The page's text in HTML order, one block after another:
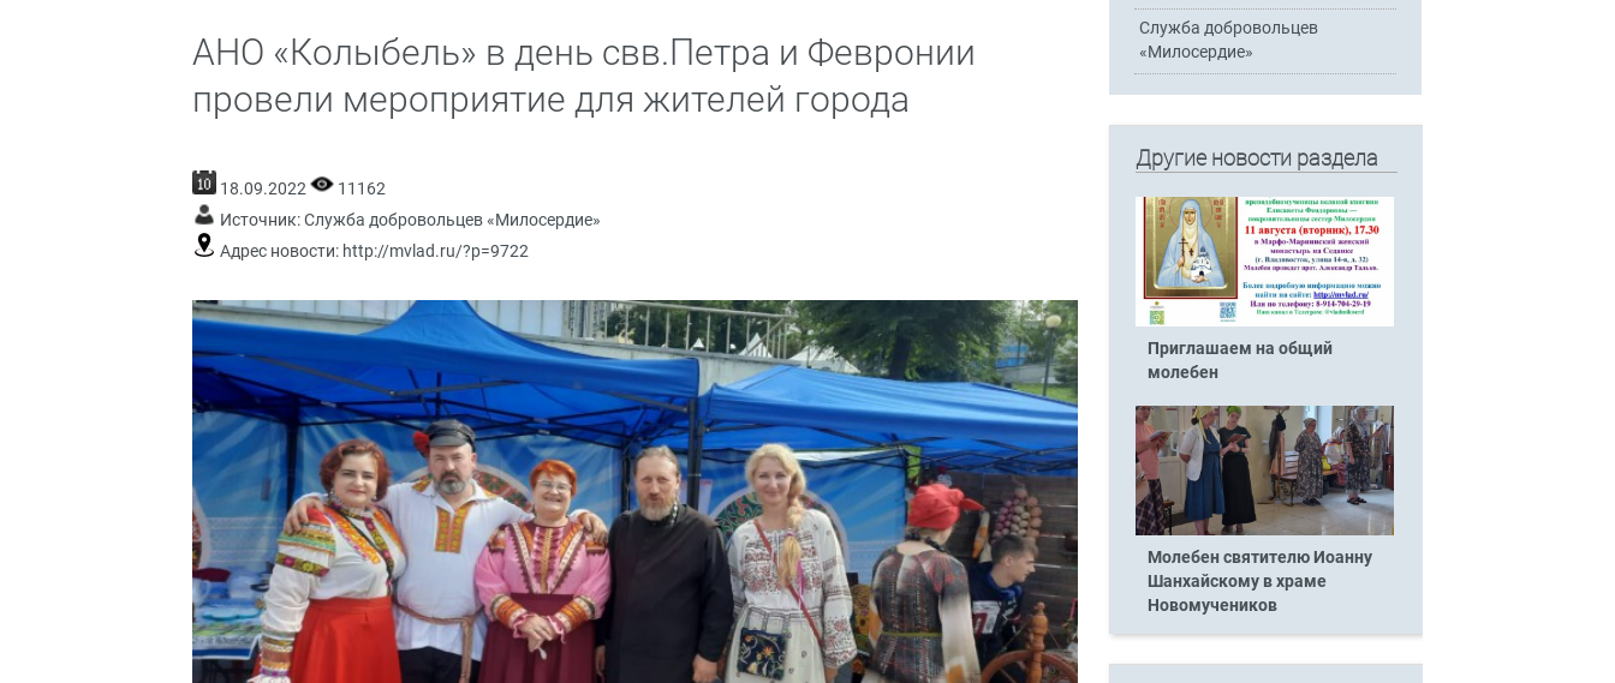
АНО «Колыбель» в день свв.Петра и Февронии
провели мероприятие для жителей города
18.09.2022
11162
Источник:Служба добровольцев «Милосердие»
Адрес новости: http://mvlad.ru/?p=9722
Служба добровольцев
«Милосердие»
Другие новости раздела
Приглашаем на общий
молебен
Молебен святителю Иоанну
Шанхайскому в храме
Новомучеников